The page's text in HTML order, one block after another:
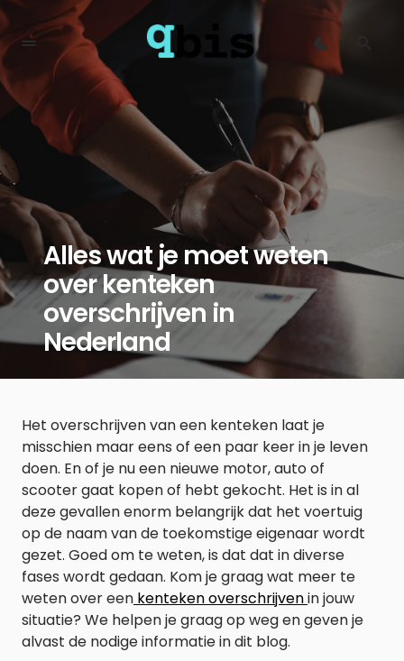
Alles wat je moet weten
over kenteken
overschrijven in
Nederland
Het overschrijven van een kenteken laat je
misschien maar eens of een paar keer in je leven
doen. En of je nu een nieuwe motor, auto of
scooter gaat kopen of hebt gekocht. Het is in al
deze gevallen enorm belangrijk dat het voertuig
op de naam van de toekomstige eigenaar wordt
gezet. Goed om te weten, is dat dat in diverse
fases wordt gedaan. Kom je graag wat meer te
weten over een kenteken overschrijvenin jouw
situatie? We helpen je graag op weg en geven je
alvast de nodige informatie in dit blog.